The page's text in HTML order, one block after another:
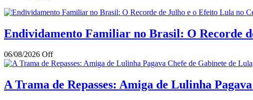
Endividamento Familiar no Brasil: O Recorde
06/08/2026 Off
A Trama de Repasses: Amiga de Lulinha